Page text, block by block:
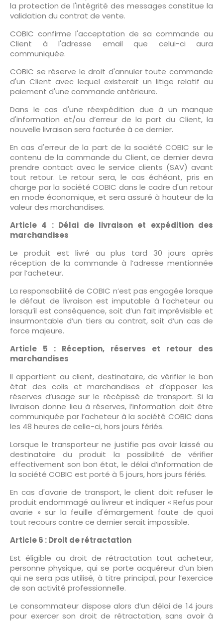
la protection de l'intégrité des messages constitue la
validation du contrat de vente.
COBIC confirme l'acceptation de sa commande au
Client à l'adresse email que celui-ci aura
communiquée.
COBIC se réserve le droit d'annuler toute commande
d'un Client avec lequel existerait un litige relatif au
paiement d'une commande antérieure.
Dans le cas d'une réexpédition due à un manque
d'information et/ou d’erreur de la part du Client, la
nouvelle livraison sera facturée à ce dernier.
En cas d'erreur de la part de la société COBIC sur le
contenu de la commande du Client, ce dernier devra
prendre contact avec le service clients (SAV) avant
tout retour. Le retour sera, le cas échéant, pris en
charge par la société COBIC dans le cadre d'un retour
en mode économique, et sera assuré à hauteur de la
valeur des marchandises.
Article 4 : Délai de livraison et expédition des
marchandises
Le produit est livré au plus tard 30 jours après
réception de la commande à l’adresse mentionnée
par l’acheteur.
La responsabilité de COBIC n’est pas engagée lorsque
le défaut de livraison est imputable à l’acheteur ou
lorsqu’il est conséquence, soit d’un fait imprévisible et
insurmontable d’un tiers au contrat, soit d’un cas de
force majeure.
Article 5 : Réception, réserves et retour des
marchandises
Il appartient au client, destinataire, de vérifier le bon
état des colis et marchandises et d’apposer les
réserves d’usage sur le récépissé de transport. Si la
livraison donne lieu à réserves, l’information doit être
communiquée par l’acheteur à la société COBIC dans
les 48 heures de celle-ci, hors jours fériés.
Lorsque le transporteur ne justifie pas avoir laissé au
destinataire du produit la possibilité de vérifier
effectivement son bon état, le délai d’information de
la société COBIC est porté à 5 jours, hors jours fériés.
En cas d'avarie de transport, le client doit refuser le
produit endommagé au livreur et indiquer « Refus pour
avarie » sur la feuille d'émargement faute de quoi
tout recours contre ce dernier serait impossible.
Article 6 : Droit de rétractation
Est éligible au droit de rétractation tout acheteur,
personne physique, qui se porte acquéreur d’un bien
qui ne sera pas utilisé, à titre principal, pour l’exercice
de son activité professionnelle.
Le consommateur dispose alors d’un délai de 14 jours
pour exercer son droit de rétractation, sans avoir à